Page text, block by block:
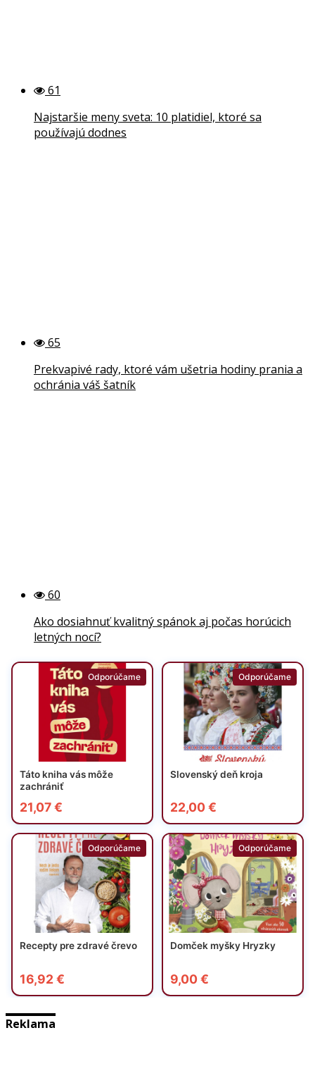
61
Najstaršie meny sveta: 10 platidiel, ktoré sa
používajú dodnes
65
Prekvapivé rady, ktoré vám ušetria hodiny prania a
ochránia váš šatník
60
Ako dosiahnuť kvalitný spánok aj počas horúcich
letných nocí?
Reklama